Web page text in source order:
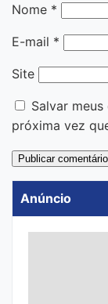
Nome *
E-mail *
Site
Salvar
próxima vez
Anúncio